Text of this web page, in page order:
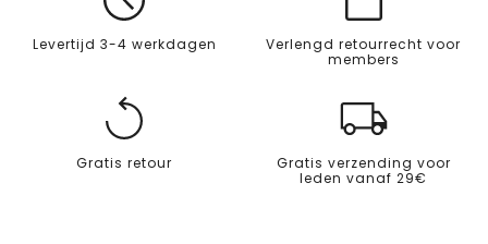
Levertijd 3-4 werkdagen
Verlengd retourrecht voor
members
Gratis retour
Gratis verzending voor
leden vanaf 29€